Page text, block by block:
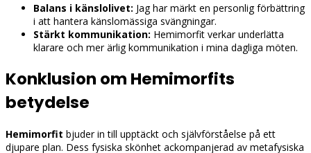
Balans i känslolivet: Jag har märkt en personlig förbättring
i att hantera känslomässiga svängningar.
Stärkt kommunikation: Hemimorfit verkar underlätta
klarare och mer ärlig kommunikation i mina dagliga möten.
Konklusion om Hemimorfits
betydelse
Hemimorfit bjuder in till upptäckt och självförståelse på ett
djupare plan. Dess fysiska skönhet ackompanjerad av metafysiska